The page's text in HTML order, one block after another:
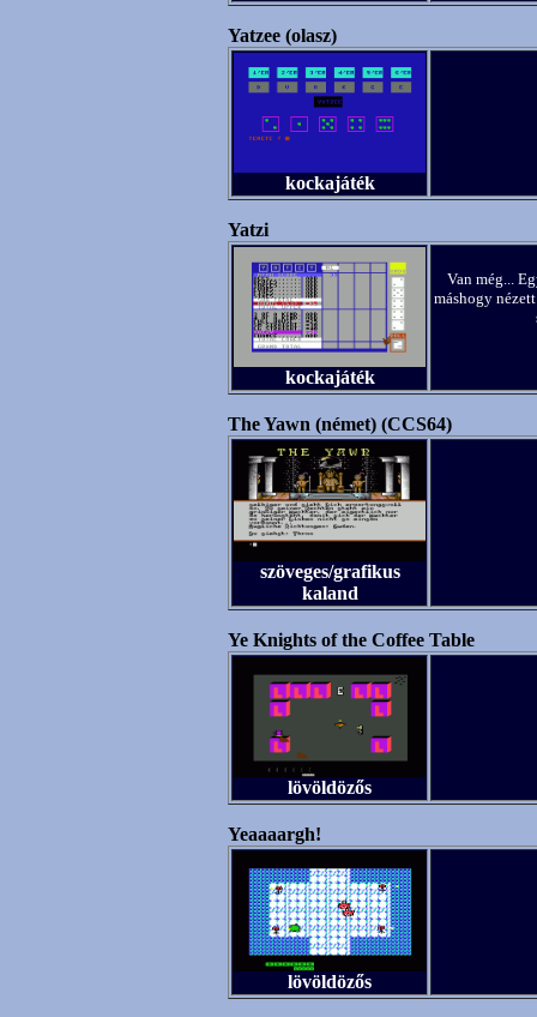
Yatzee (olasz)
kockajáték
Yatzi
kockajáték
Van még...
máshogy
The Yawn (német) (CCS64)
szöveges/grafikus
kaland
Ye Knights of the Coffee Table
lövöldözős
Yeaaaargh!
lövöldözős